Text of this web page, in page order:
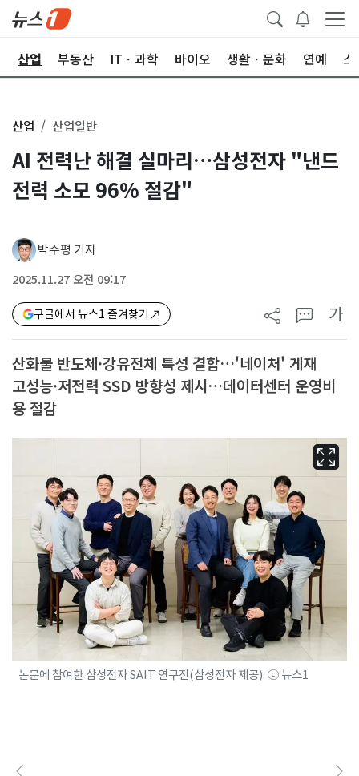
산업 부동산 ITㆍ과학 바이오 생활ㆍ문화 연예 스
산업 산업일반
AI 전력난 해결 실마리…삼성전자 "낸드
전력 소모 96% 절감"
박주평 기자
2025.11.27 오전 09:17
구글에서 뉴스1 즐겨찾기 가
산화물 반도체·강유전체 특성 결합…'네이처' 게재
고성능·저전력 SSD 방향성 제시…데이터센터 운영비
용 절감
논문에 참여한 삼성전자 SAIT 연구진(삼성전자 제공). ⓒ 뉴스1